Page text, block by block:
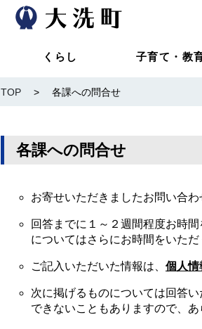
くらし 子育て・教
TOP > 各課への問合せ
各課への問合せ
お寄せいただきましたお問い合
回答までに１～２週間程度お時
についてはさらにお時間をいた
ご記入いただいた情報は、 個人情
次に掲げるものについては回答
できないこともありますので、あ